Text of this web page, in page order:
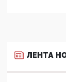
ЛЕНТА